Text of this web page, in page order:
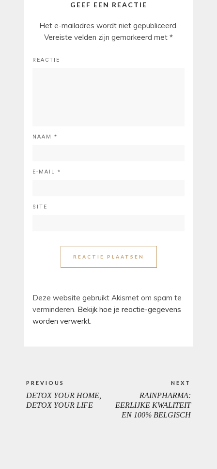
GEEF EEN REACTIE
Het e-mailadres wordt niet gepubliceerd.
Vereiste velden zijn gemarkeerd met *
REACTIE
NAAM *
E-MAIL *
SITE
Deze website gebruikt Akismet om spam te
verminderen. Bekijk hoe je reactie-gegevens
worden verwerkt
PREVIOUS
PREVIOUS
DETOX YOUR HOME,
DETOX YOUR LIFE
NEXT
POST:
RAINPHARMA:
EERLIJKE KWALITEIT
EN 100% BELGISCH